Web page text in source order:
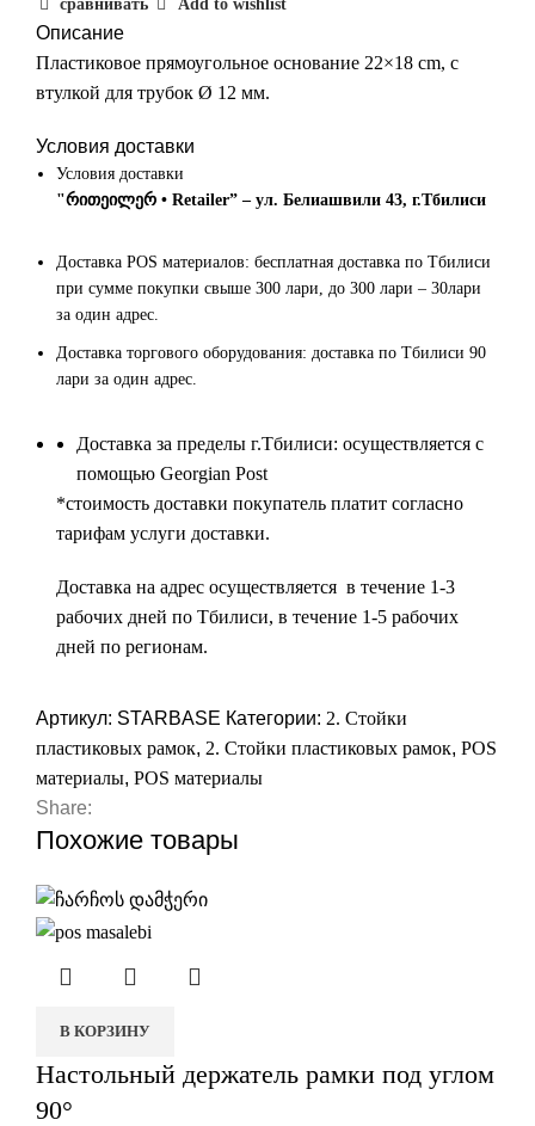
сравнивать Add to wishlist
Описание
Пластиковое прямоугольное основание 22×18 cm, с
втулкой для трубок Ø 12 мм.
Условия доставки
Условия доставки
"რითეილერ • Retailer” – ул. Белиашвили 43, г.Тбилиси
Доставка POS материалов: бесплатная доставка по Тбилиси
при сумме покупки свыше 300 лари, до 300 лари – 30лари
за один адрес.
Доставка торгового оборудования: доставка по Тбилиси 90
лари за один адрес.
Доставка за пределы г.Тбилиси: осуществляется с
помощью Georgian Post
*cтоимость доставки покупатель платит согласно
тарифам услуги доставки.
Доставка на адрес осуществляется в течение 1-3
рабочих дней по Тбилиси, в течение 1-5 рабочих
дней по регионам.
Артикул: STARBASE Категории: 2. Стойки
пластиковых рамок, 2. Стойки пластиковых рамок, POS
материалы, POS материалы
Share:
Похожие товары
В КОРЗИНУ
Настольный держатель рамки под углом
90°